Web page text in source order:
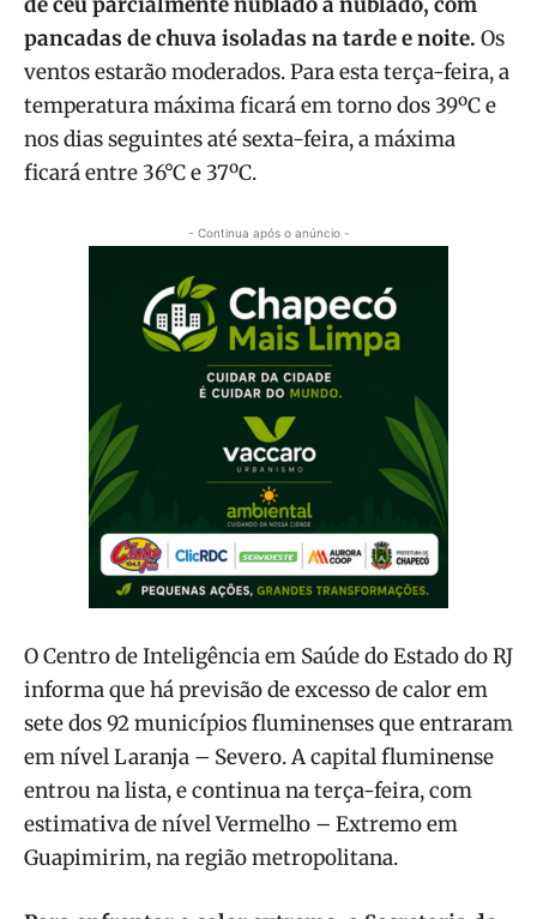
pancadas de chuva isoladas na tarde e noite. Os
ventos estarão moderados. Para esta terça-feira, a
temperatura máxima ficará em torno dos 39ºC e
nos dias seguintes até sexta-feira, a máxima
ficará entre 36°C e 37ºC.
- Continua após o anúncio -
O Centro de Inteligência em Saúde do Estado do RJ
informa que há previsão de excesso de calor em
sete dos 92 municípios fluminenses que entraram
em nível Laranja – Severo. A capital fluminense
entrou na lista, e continua na terça-feira, com
estimativa de nível Vermelho – Extremo em
Guapimirim, na região metropolitana.